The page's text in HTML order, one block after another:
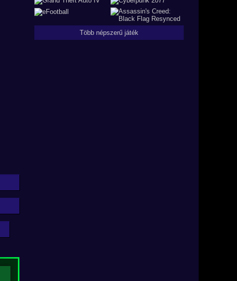
Több népszerű játék